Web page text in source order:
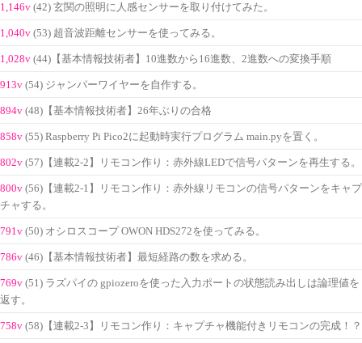
1,146v (42) 玄関の照明に人感センサーを取り付けてみた。
1,040v (53) 超音波距離センサーを使ってみる。
1,028v (44)【基本情報技術者】10進数から16進数、2進数への変換手順
913v (54) ジャンパーワイヤーを自作する。
894v (48)【基本情報技術者】26年ぶりの合格
858v (55) Raspberry Pi Pico2に起動時実行プログラム main.pyを置く。
802v (57)【連載2-2】リモコン作り：赤外線LEDで信号パターンを再生する。
800v (56)【連載2-1】リモコン作り：赤外線リモコンの信号パターンをキャプ
チャする。
791v (50) オシロスコープ OWON HDS272を使ってみる。
786v (46)【基本情報技術者】最短経路の数を求める。
769v (51) ラズパイの gpiozeroを使った入力ポートの状態読み出しは論理値を
返す。
758v (58)【連載2-3】リモコン作り：キャプチャ機能付きリモコンの完成！？